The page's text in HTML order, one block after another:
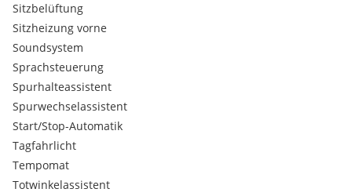
Sitzbelüftung
Sitzheizung vorne
Soundsystem
Sprachsteuerung
Spurhalteassistent
Spurwechselassistent
Start/Stop-Automatik
Tagfahrlicht
Tempomat
Totwinkelassistent